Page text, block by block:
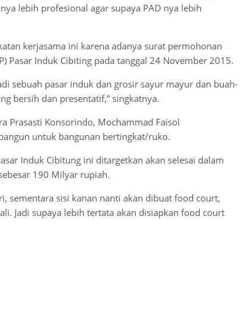
lebih profesional agar supaya PAD nya lebih
kerjasama ini karena adanya surat permohonan
Pasar Induk Cibiting pada tanggal 24 November 2015.
sebuah pasar induk dan grosir sayur mayur dan buah-
bersih dan presentatif,” singkatnya.
Prasasti Konsorindo, Mochammad Faisol
untuk bangunan bertingkat/ruko.
Induk Cibitung ini ditargetkan akan selesai dalam
190 Milyar rupiah.
sementara sisi kanan nanti akan dibuat food court,
Jadi supaya lebih tertata akan disiapkan food court